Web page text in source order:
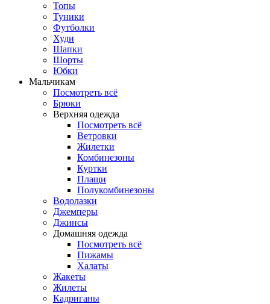
Топы
Туники
Футболки
Худи
Шапки
Шорты
Юбки
Мальчикам
Посмотреть всё
Брюки
Верхняя одежда
Посмотреть всё
Ветровки
Жилетки
Комбинезоны
Куртки
Плащи
Полукомбинезоны
Водолазки
Джемперы
Джинсы
Домашняя одежда
Посмотреть всё
Пижамы
Халаты
Жакеты
Жилеты
Кадриганы